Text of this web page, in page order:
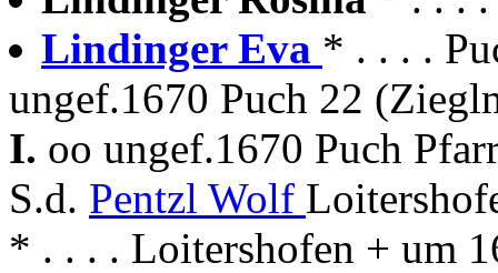
Lindinger Eva * . . . .
ungef.1670 Puch 22
I. oo ungef.1670 Puch
S.d. Pentzl Wolf
* . . . . Loitershofen + um